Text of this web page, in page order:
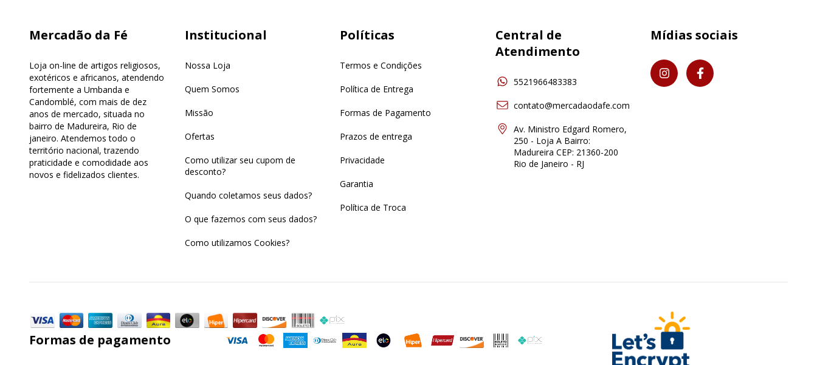
Mercadão da Fé
Loja on-line de artigos religiosos,
exotéricos e africanos, atendendo
fortemente a Umbanda e
Candomblé, com mais de dez
anos de mercado, situada no
bairro de Madureira, Rio de
janeiro. Atendemos todo o
território nacional, trazendo
praticidade e comodidade aos
novos e fidelizados clientes.
Institucional
Nossa Loja
Quem Somos
Missão
Ofertas
Como utilizar seu cupom de
desconto?
Quando coletamos seus dados?
O que fazemos com seus dados?
Como utilizamos Cookies?
Políticas
Termos e Condições
Política de Entrega
Formas de Pagamento
Prazos de entrega
Privacidade
Garantia
Política de Troca
Central de
Atendimento
5521966483383
contato@mercadaodafe.com
Av. Ministro Edgard Romero,
250 - Loja A Bairro:
Madureira CEP: 21360-200
Rio de Janeiro - RJ
Mídias sociais
Formas de pagamento